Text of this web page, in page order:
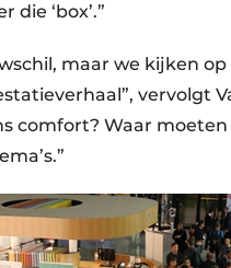
‘box’.”
maar we kijken
vervolgt
comfort? Waar